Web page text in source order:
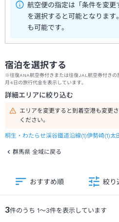
航空便の指定は「条件を変更
を選択すると可能となりま
も可能です。
宿泊を選択する
※往復ANA航空券付きまたは往復JAL航空券付き
月4日の旅行代金を表示しています。
詳細エリアに絞り込む
エリアを変更すると到着空港も変更
ください。
桐生・わたらせ渓谷鐵道沿線(1)伊勢崎(1)太
群馬県 全域に戻る
3件のうち 1～3件を表示しています
おすすめ順 絞り